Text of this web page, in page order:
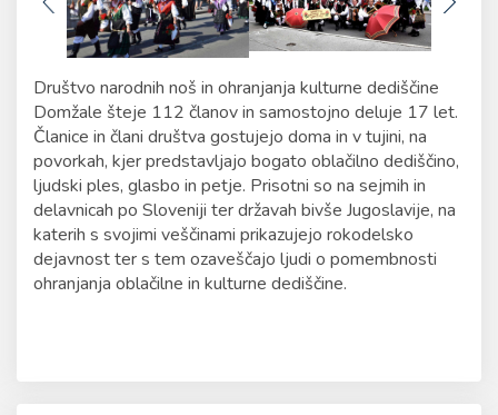
Društvo narodnih noš in ohranjanja kulturne dediščine
Domžale šteje 112 članov in samostojno deluje 17 let.
Članice in člani društva gostujejo doma in v tujini, na
povorkah, kjer predstavljajo bogato oblačilno dediščino,
ljudski ples, glasbo in petje. Prisotni so na sejmih in
delavnicah po Sloveniji ter državah bivše Jugoslavije, na
katerih s svojimi veščinami prikazujejo rokodelsko
dejavnost ter s tem ozaveščajo ljudi o pomembnosti
ohranjanja oblačilne in kulturne dediščine.